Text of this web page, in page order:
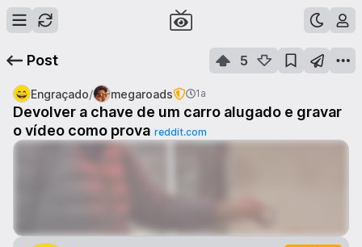
Post 5
Engraçado/ megaroads 1a
Devolver a chave de um carro alugado e gravar
o vídeo como prova reddit.com